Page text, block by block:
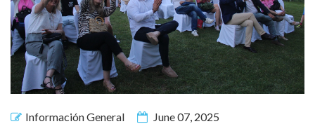
Información General June 07, 2025